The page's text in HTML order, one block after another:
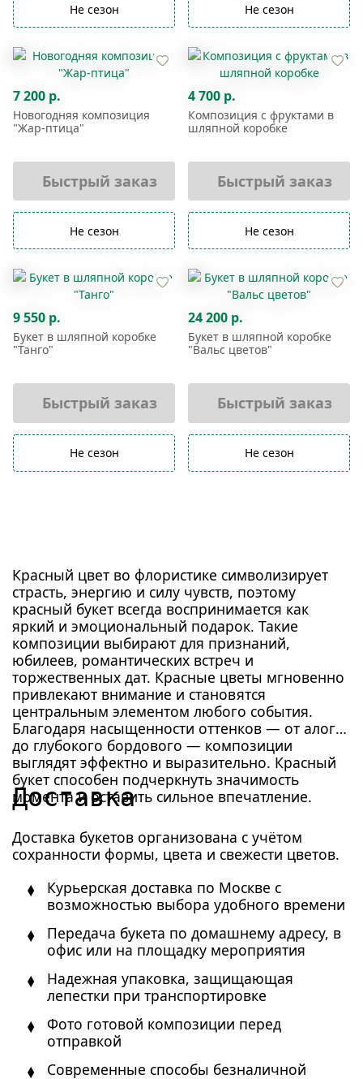
Не сезон Не сезон
7 200 р.
Новогодняя композиция
"Жар-птица"
Быстрый заказ
Не сезон
4 700 р.
Композиция с фруктами в
шляпной коробке
Быстрый заказ
Не сезон
9 550 р.
Букет в шляпной коробке
"Танго"
Быстрый заказ
Не сезон
24 200 р.
Букет в шляпной коробке
"Вальс цветов"
Быстрый заказ
Не сезон
Красный цвет во флористике символизирует
страсть, энергию и силу чувств, поэтому
красный букет всегда воспринимается как
яркий и эмоциональный подарок. Такие
композиции выбирают для признаний,
юбилеев, романтических встреч и
торжественных дат. Красные цветы мгновенно
привлекают внимание и становятся
центральным элементом любого события.
Благодаря насыщенности оттенков — от алого
до глубокого бордового — композиции
выглядят эффектно и выразительно. Красный
букет способен подчеркнуть значимость
момента и оставить сильное впечатление.
Доставка
Доставка букетов организована с учётом
сохранности формы, цвета и свежести цветов.
Курьерская доставка по Москве с
возможностью выбора удобного времени
Передача букета по домашнему адресу, в
офис или на площадку мероприятия
Надежная упаковка, защищающая
лепестки при транспортировке
Фото готовой композиции перед
отправкой
Современные способы безналичной